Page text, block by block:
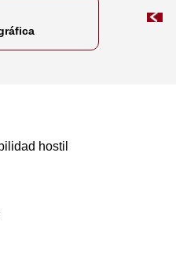
hostil